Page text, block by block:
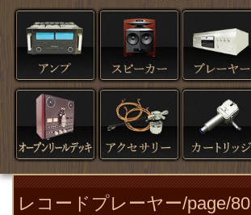
レコードプレーヤー/page/80